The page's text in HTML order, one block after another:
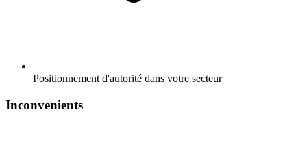
Positionnement d'autorité dans votre secteur
Inconvenients